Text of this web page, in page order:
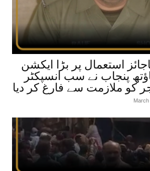
استعمال پر بڑا ایکشن
پنجاب نے سب انسپکٹر
کو ملازمت سے فارغ کر دیا